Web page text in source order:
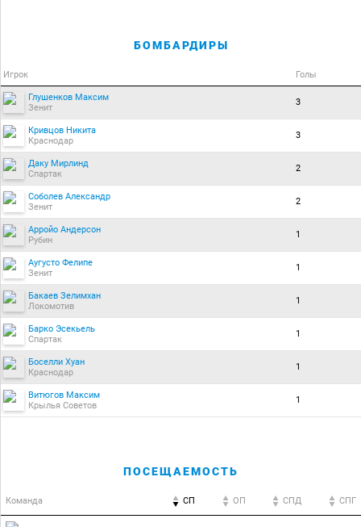
БОМБАРДИРЫ
Игрок Голы
Глушенков Максим
Зенит
3
Кривцов Никита
Краснодар
3
Даку Мирлинд
Спартак
2
Соболев Александр
Зенит
2
Арройо Андерсон
Рубин
1
Аугусто Фелипе
Зенит
1
Бакаев Зелимхан
Локомотив
1
Барко Эсекьель
Спартак
1
Боселли Хуан
Краснодар
1
Витюгов Максим
Крылья Советов
1
ПОСЕЩАЕМОСТЬ
Команда СП ОП CПД CПГ